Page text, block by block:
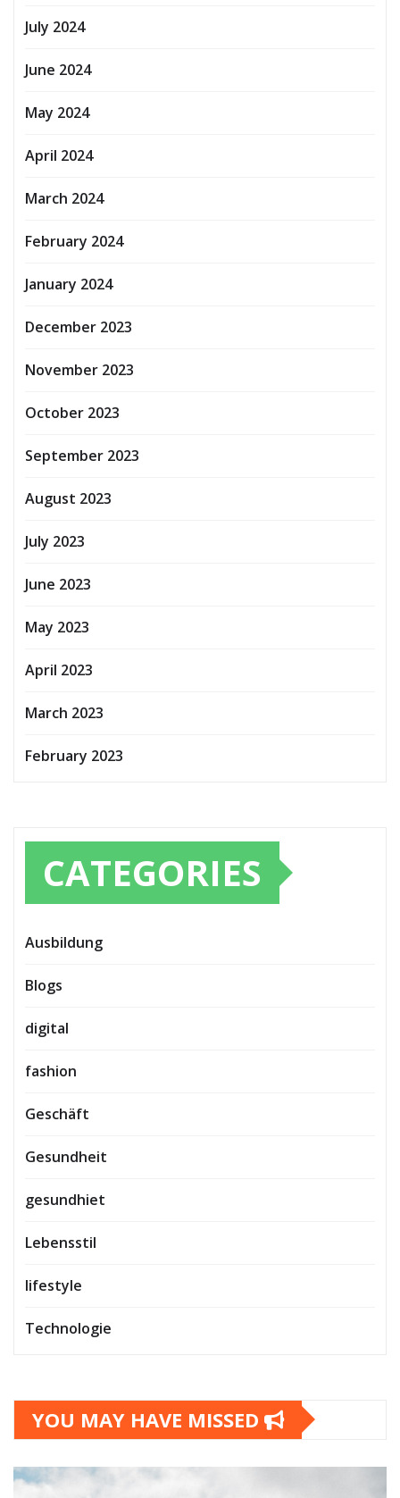
July 2024
June 2024
May 2024
April 2024
March 2024
February 2024
January 2024
December 2023
November 2023
October 2023
September 2023
August 2023
July 2023
June 2023
May 2023
April 2023
March 2023
February 2023
CATEGORIES
Ausbildung
Blogs
digital
fashion
Geschäft
Gesundheit
gesundhiet
Lebensstil
lifestyle
Technologie
YOU MAY HAVE MISSED